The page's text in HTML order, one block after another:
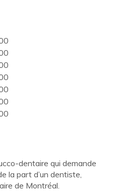
dentaire qui demande
la part d’un dentiste,
de Montréal.